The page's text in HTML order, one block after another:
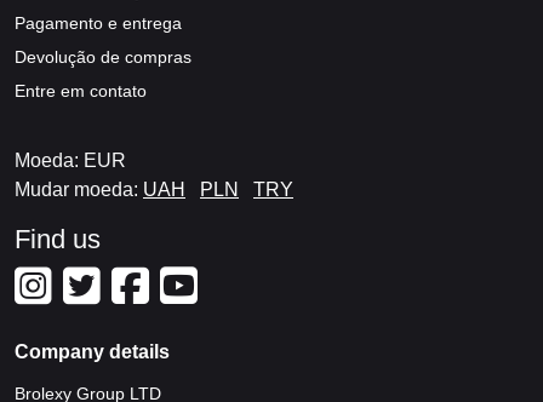
Pagamento e entrega
Devolução de compras
Entre em contato
Moeda: EUR
Mudar moeda: UAH PLN TRY
Find us
Company details
Brolexy Group LTD